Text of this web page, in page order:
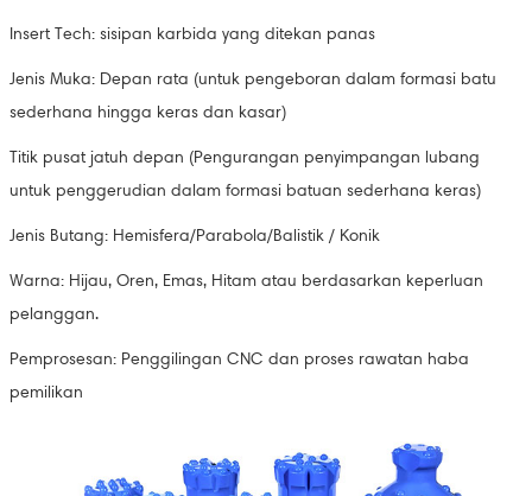
Insert Tech: sisipan karbida yang ditekan panas
Jenis Muka: Depan rata (untuk pengeboran dalam formasi batu
sederhana hingga keras dan kasar)
Titik pusat jatuh depan (Pengurangan penyimpangan lubang
untuk penggerudian dalam formasi batuan sederhana keras)
Jenis Butang: Hemisfera/Parabola/Balistik / Konik
Warna: Hijau, Oren, Emas, Hitam atau berdasarkan keperluan
pelanggan.
Pemprosesan: Penggilingan CNC dan proses rawatan haba
pemilikan